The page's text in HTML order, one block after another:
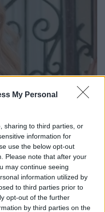
My Personal
sharing to third parties, or
information for
use the below opt-out
Please note that after your
may continue seeing
information utilized by
to third parties prior to
opt-out of the further
by third parties on the
το καλοκαίρι,
μου»